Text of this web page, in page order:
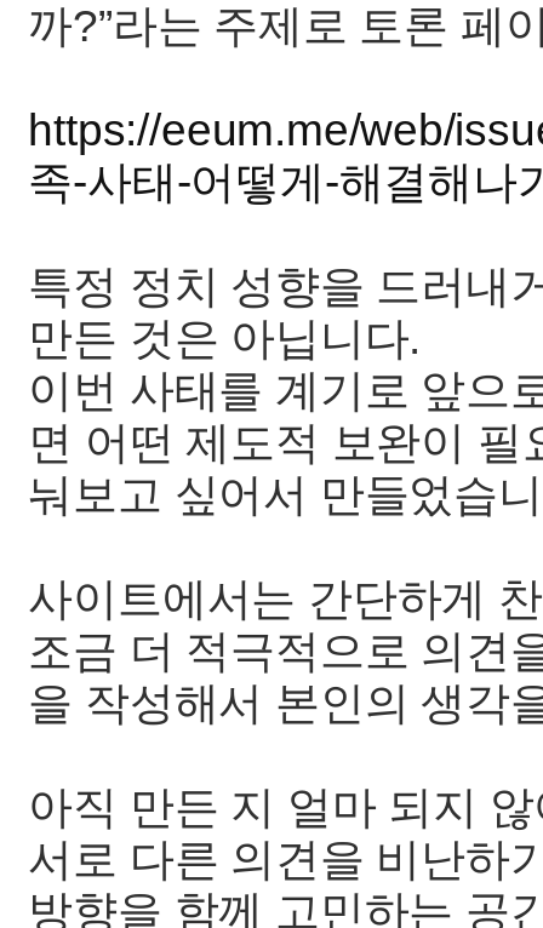
까?”라는 주제로 토론 페
https://eeum.me/web/
족-사태-어떻게-해결해나
특정 정치 성향을 드러내
만든 것은 아닙니다.
이번 사태를 계기로 앞으
면 어떤 제도적 보완이
눠보고 싶어서 만들었습
사이트에서는 간단하게
조금 더 적극적으로 의견
을 작성해서 본인의 생각
아직 만든 지 얼마 되지
서로 다른 의견을 비난하
방향을 함께 고민하는 공